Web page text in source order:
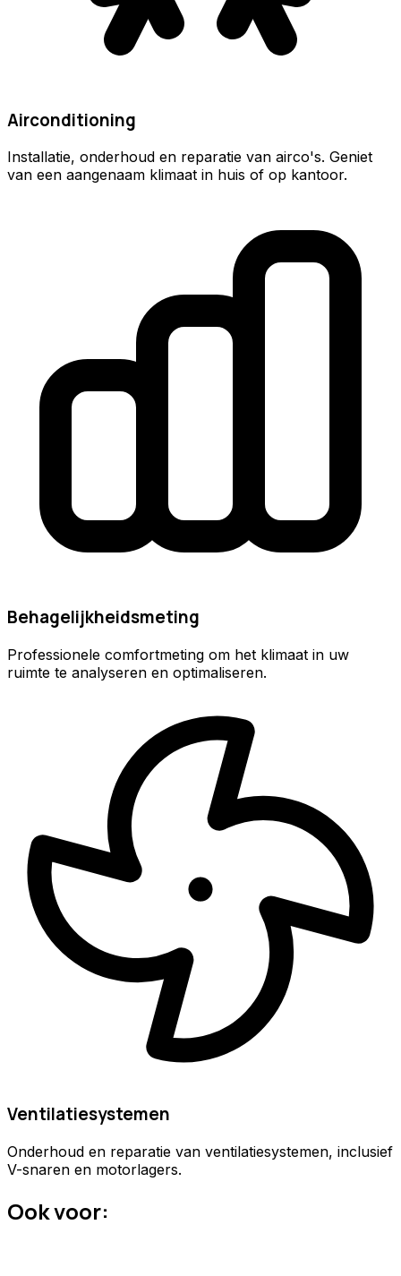
Airconditioning
Installatie, onderhoud en reparatie van airco's. Geniet
van een aangenaam klimaat in huis of op kantoor.
Behagelijkheidsmeting
Professionele comfortmeting om het klimaat in uw
ruimte te analyseren en optimaliseren.
Ventilatiesystemen
Onderhoud en reparatie van ventilatiesystemen, inclusief
V-snaren en motorlagers.
Ook voor: